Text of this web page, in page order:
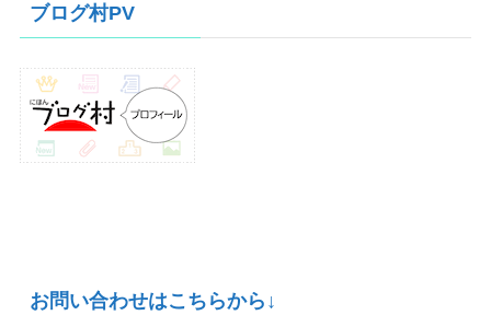
ブ
ブログ村PV
お問い合わせはこちらから↓